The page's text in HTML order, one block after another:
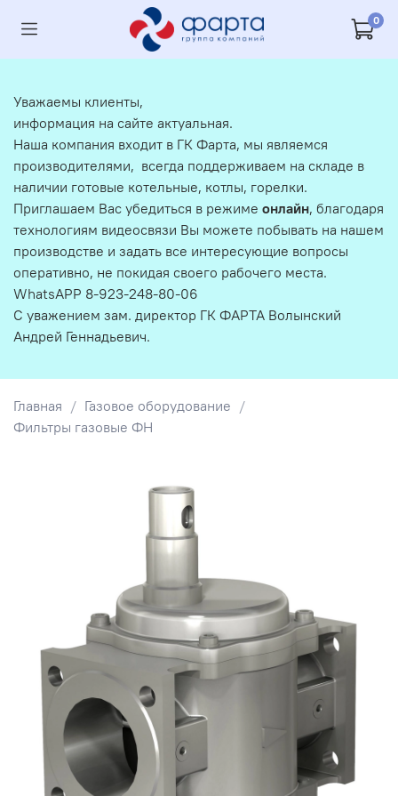
0
Главная
Газовое оборудование
Фильтры газовые ФН
Уважаемы клиенты,
информация на сайте актуальная.
Наша компания входит в ГК Фарта, мы являемся
производителями, всегда поддерживаем на складе в
наличии готовые котельные, котлы, горелки.
Приглашаем Вас убедиться в режиме онлайн, благодаря
технологиям видеосвязи Вы можете побывать на нашем
производстве и задать все интересующие вопросы
оперативно, не покидая своего рабочего места.
WhatsAPP 8-923-248-80-06
С уважением зам. директор ГК ФАРТА Волынский
Андрей Геннадьевич.